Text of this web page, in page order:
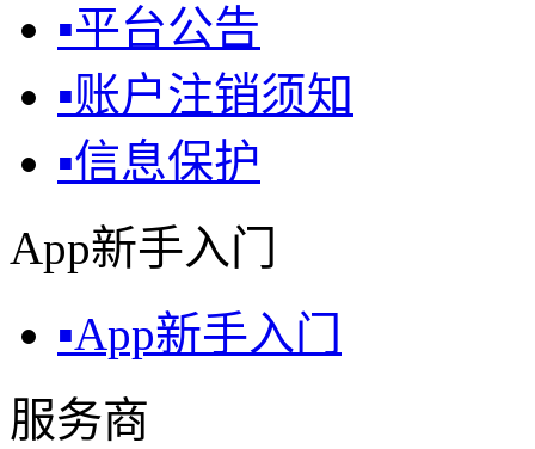
▪平台公告
▪账户注销须知
▪信息保护
App新手入门
▪App新手入门
服务商